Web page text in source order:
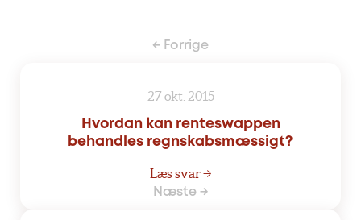
← Forrige
27 okt. 2015
Hvordan kan renteswappen
behandles regnskabsmæssigt?
Læs svar →
Næste →